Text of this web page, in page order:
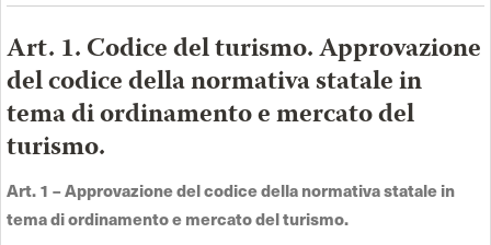
Art. 1. Codice del turismo. Approvazione
del codice della normativa statale in
tema di ordinamento e mercato del
turismo.
Art. 1 –Approvazione del codice della normativa statale in
tema di ordinamento e mercato del turismo.